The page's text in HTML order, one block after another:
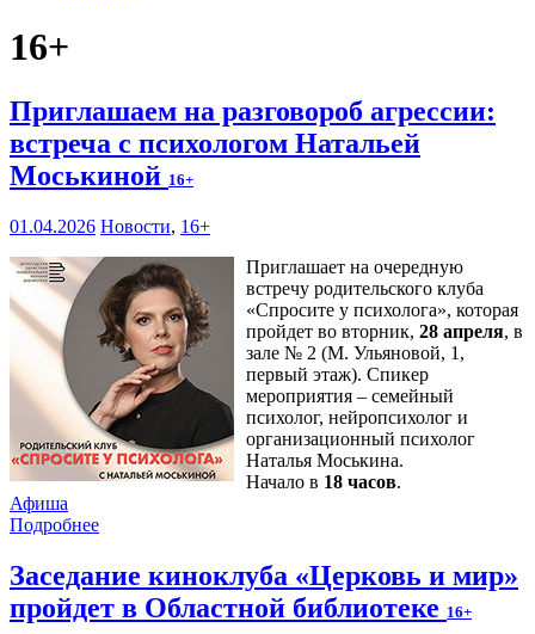
16+
Приглашаем на разговороб агрессии:
встреча с психологом Натальей
Моськиной 16+
01.04.2026 Новости, 16+
Приглашает на очередную
встречу родительского клуба
«Спросите у психолога», которая
пройдет во вторник, 28 апреля, в
зале № 2 (М. Ульяновой, 1,
первый этаж). Спикер
мероприятия – семейный
психолог, нейропсихолог и
организационный психолог
Наталья Моськина.
Начало в 18 часов.
Афиша
Подробнее
Заседание киноклуба «Церковь и мир»
пройдет в Областной библиотеке 16+